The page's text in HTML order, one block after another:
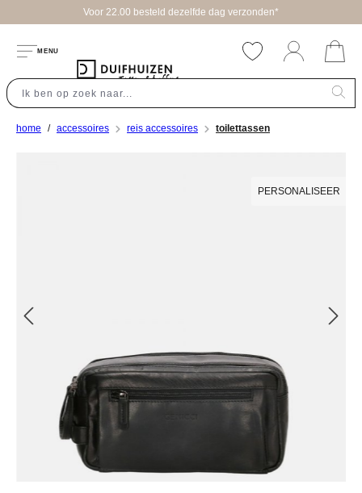
Voor 22.00 besteld dezelfde dag verzonden*
MENU
home accessoires reis accessoires toilettassen
PERSONALISEER